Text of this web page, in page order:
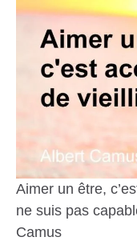
Aimer un être,
ne suis pas
Camus